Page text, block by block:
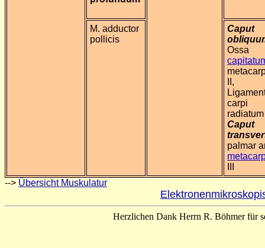
M. adductor
pollicis
Caput
Ossa
II,
carpi
Caput
palmar
--> Übersicht Muskulatur
Herzlichen Dank Herrn R. Böhmer für